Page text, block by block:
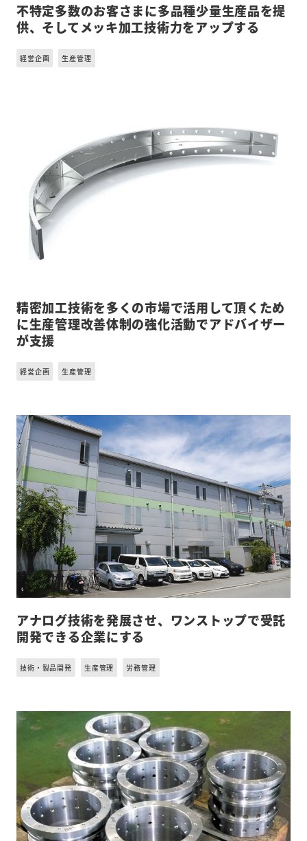
不特定多数のお客さまに多品種少量生産品を提
供、そしてメッキ加工技術力をアップする
経営企画 生産管理
精密加工技術を多くの市場で活用して頂くため
に生産管理改善体制の強化活動でアドバイザー
が支援
経営企画 生産管理
アナログ技術を発展させ、ワンストップで受託
開発できる企業にする
技術・製品開発 生産管理 労務管理